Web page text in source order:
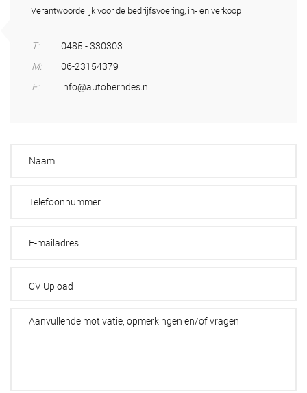
Verantwoordelijk voor de bedrijfsvoering, in- en verkoop
T:
0485 - 330303
M:
06-23154379
E:
info@autoberndes.nl
CV Upload